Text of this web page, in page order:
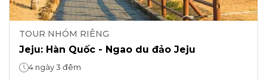
TOUR NHÓM RIÊNG
Jeju: Hàn Quốc - Ngao du đảo Jeju
4 ngày 3 đêm